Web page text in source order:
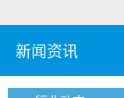
新闻资讯